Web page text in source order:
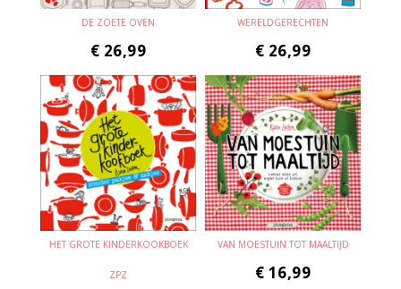
DE ZOETE OVEN
€ 26,99
WERELDGERECHTEN
€ 26,99
HET GROTE KINDERKOOKBOEK
ZPZ
VAN MOESTUIN TOT MAALTIJD
€ 16,99